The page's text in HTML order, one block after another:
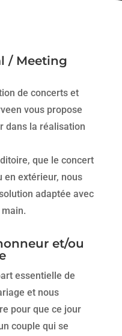
/ Meeting
de concerts et
vous propose
dans la réalisation
que le concert
en extérieur, nous
adaptée avec
et/ou
essentielle de
et nous
pour que ce jour
couple qui se